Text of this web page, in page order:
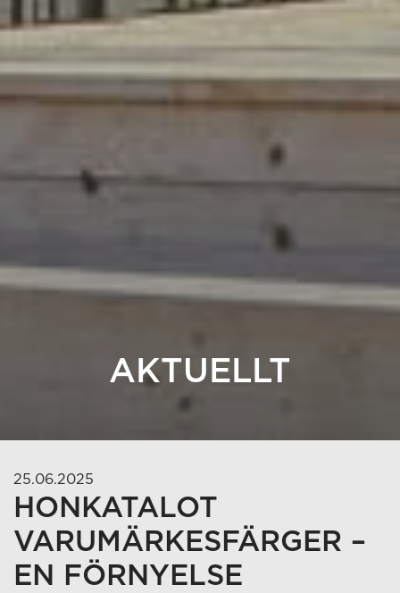
AKTUELLT
25.06.2025
HONKATALOT
VARUMÄRKESFÄRGER –
EN FÖRNYELSE